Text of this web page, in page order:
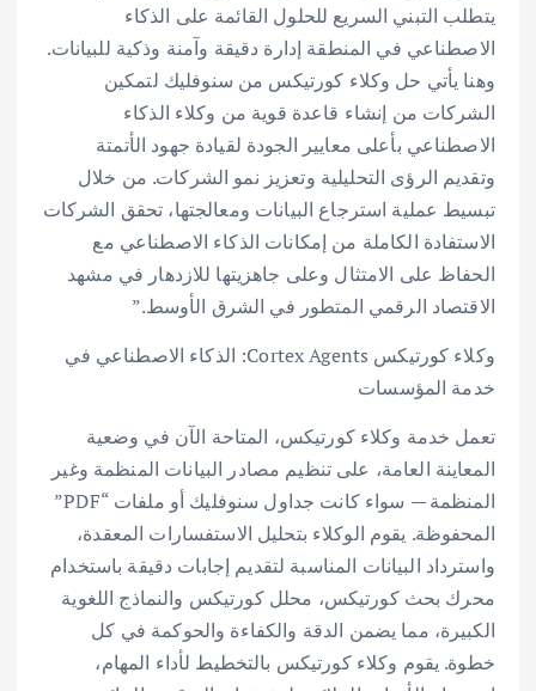
يتطلب التبني السريع للحلول القائمة على الذكاء
الاصطناعي في المنطقة إدارة دقيقة وآمنة وذكية للبيانات.
وهنا يأتي حل وكلاء كورتيكس من سنوفليك لتمكين
الشركات من إنشاء قاعدة قوية من وكلاء الذكاء
الاصطناعي بأعلى معايير الجودة لقيادة جهود الأتمتة
وتقديم الرؤى التحليلية وتعزيز نمو الشركات. من خلال
تبسيط عملية استرجاع البيانات ومعالجتها، تحقق الشركات
الاستفادة الكاملة من إمكانات الذكاء الاصطناعي مع
الحفاظ على الامتثال وعلى جاهزيتها للازدهار في مشهد
الاقتصاد الرقمي المتطور في الشرق الأوسط.”
وكلاء كورتيكس Cortex Agents: الذكاء الاصطناعي في
خدمة المؤسسات
تعمل خدمة وكلاء كورتيكس، المتاحة الآن في وضعية
المعاينة العامة، على تنظيم مصادر البيانات المنظمة وغير
المنظمة — سواء كانت جداول سنوفليك أو ملفات “PDF”
المحفوظة. يقوم الوكلاء بتحليل الاستفسارات المعقدة،
واسترداد البيانات المناسبة لتقديم إجابات دقيقة باستخدام
محرك بحث كورتيكس، محلل كورتيكس والنماذج اللغوية
الكبيرة، مما يضمن الدقة والكفاءة والحوكمة في كل
خطوة. يقوم وكلاء كورتيكس بالتخطيط لأداء المهام،